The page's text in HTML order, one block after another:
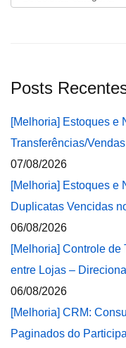
Posts
[Melhoria] Estoques e
Transferências/
07/08/2026
[Melhoria] Estoques e
Duplicatas Vencidas
06/08/2026
[Melhoria] Controle de
entre Lojas –
06/08/2026
[Melhoria] CRM:
Paginados do